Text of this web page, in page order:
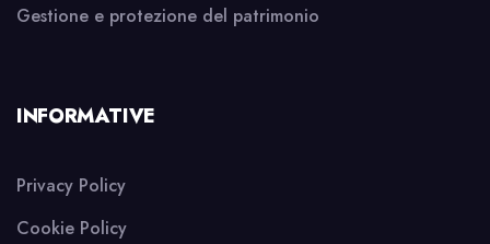
Gestione e protezione del patrimonio
INFORMATIVE
Privacy Policy
Cookie Policy